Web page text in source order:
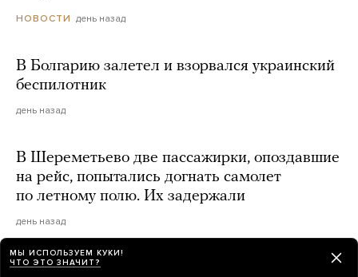
НОВОСТИ день назад
В Болгарию залетел и взорвался украинский
беспилотник
день назад
В Шереметьево две пассажирки, опоздавшие
на рейс, попытались догнать самолет
по летному полю. Их задержали
день назад
The Telegraph: УЕФА выплатила
МЫ ИСПОЛЬЗУЕМ КУКИ!
ЧТО ЭТО ЗНАЧИТ?